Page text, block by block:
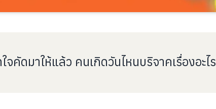
ใจคัดมาให้แล้ว คนเกิดวันไหนบริจาคเรื่องอะไร